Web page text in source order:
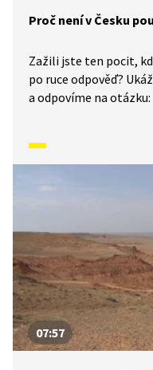
Proč není v Česku
Zažili jste ten pocit,
po ruce odpověď?
a odpovíme na
07:57